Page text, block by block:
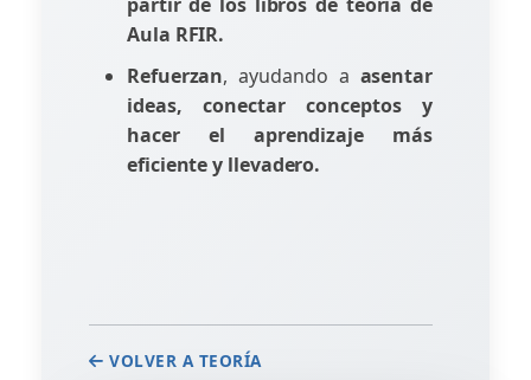
Aula RFIR.
Refuerzan, ayudando a asentar
ideas, conectar conceptos y
hacer el aprendizaje más
eficiente y llevadero.
VOLVER A TEORÍA